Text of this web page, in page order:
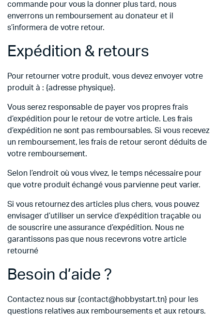
commande pour vous la donner plus tard, nous
enverrons un remboursement au donateur et il
s’informera de votre retour.
Expédition & retours
Pour retourner votre produit, vous devez envoyer votre
produit à : {adresse physique}.
Vous serez responsable de payer vos propres frais
d’expédition pour le retour de votre article. Les frais
d’expédition ne sont pas remboursables. Si vous recevez
un remboursement, les frais de retour seront déduits de
votre remboursement.
Selon l’endroit où vous vivez, le temps nécessaire pour
que votre produit échangé vous parvienne peut varier.
Si vous retournez des articles plus chers, vous pouvez
envisager d’utiliser un service d’expédition traçable ou
de souscrire une assurance d’expédition. Nous ne
garantissons pas que nous recevrons votre article
retourné
Besoin d’aide ?
Contactez nous sur {contact@hobbystart.tn} pour les
questions relatives aux remboursements et aux retours.